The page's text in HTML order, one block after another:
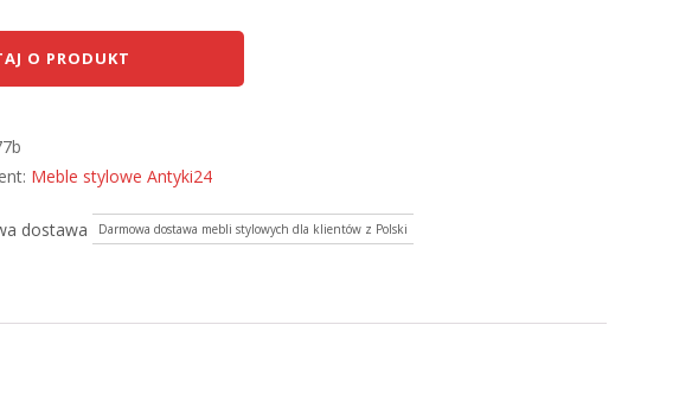
O PRODUKT
Meble stylowe Antyki24
Darmowa dostawa mebli stylowych dla klientów z Polski